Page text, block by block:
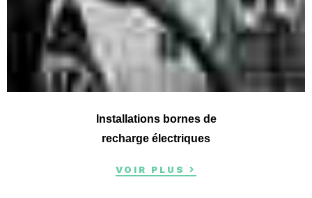
Installations bornes de
recharge électriques
VOIR PLUS